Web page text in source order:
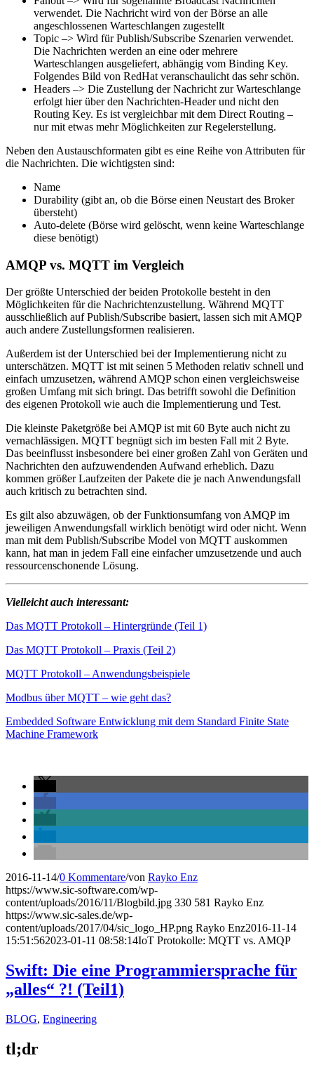
verwendet. Die Nachricht wird von der Börse an alle
angeschlossenen Warteschlangen zugestellt
Topic –> Wird für Publish/Subscribe Szenarien verwendet.
Die Nachrichten werden an eine oder mehrere
Warteschlangen ausgeliefert, abhängig vom Binding Key.
Folgendes Bild von RedHat veranschaulicht das sehr schön.
Headers –> Die Zustellung der Nachricht zur Warteschlange
erfolgt hier über den Nachrichten-Header und nicht den
Routing Key. Es ist vergleichbar mit dem Direct Routing –
nur mit etwas mehr Möglichkeiten zur Regelerstellung.
Neben den Austauschformaten gibt es eine Reihe von Attributen für
die Nachrichten. Die wichtigsten sind:
Name
Durability (gibt an, ob die Börse einen Neustart des Broker
übersteht)
Auto-delete (Börse wird gelöscht, wenn keine Warteschlange
diese benötigt)
AMQP vs. MQTT im Vergleich
Der größte Unterschied der beiden Protokolle besteht in den
Möglichkeiten für die Nachrichtenzustellung. Während MQTT
ausschließlich auf Publish/Subscribe basiert, lassen sich mit AMQP
auch andere Zustellungsformen realisieren.
Außerdem ist der Unterschied bei der Implementierung nicht zu
unterschätzen. MQTT ist mit seinen 5 Methoden relativ schnell und
einfach umzusetzen, während AMQP schon einen vergleichsweise
großen Umfang mit sich bringt. Das betrifft sowohl die Definition
des eigenen Protokoll wie auch die Implementierung und Test.
Die kleinste Paketgröße bei AMQP ist mit 60 Byte auch nicht zu
vernachlässigen. MQTT begnügt sich im besten Fall mit 2 Byte.
Das beeinflusst insbesondere bei einer großen Zahl von Geräten und
Nachrichten den aufzuwendenden Aufwand erheblich. Dazu
kommen größer Laufzeiten der Pakete die je nach Anwendungsfall
auch kritisch zu betrachten sind.
Es gilt also abzuwägen, ob der Funktionsumfang von AMQP im
jeweiligen Anwendungsfall wirklich benötigt wird oder nicht. Wenn
man mit dem Publish/Subscribe Model von MQTT auskommen
kann, hat man in jedem Fall eine einfacher umzusetzende und auch
ressourcenschonende Lösung.
Vielleicht auch interessant:
Das MQTT Protokoll – Hintergründe (Teil 1)
Das MQTT Protokoll – Praxis (Teil 2)
MQTT Protokoll – Anwendungsbeispiele
Modbus über MQTT – wie geht das?
Embedded Software Entwicklung mit dem Standard Finite State
Machine Framework
2016-11-14/0 Kommentare/von Rayko Enz
https://www.sic-software.com/wp-
content/uploads/2016/11/Blogbild.jpg 330 581 Rayko Enz
https://www.sic-sales.de/wp-
content/uploads/2017/04/sic_logo_HP.png Rayko Enz2016-11-14
15:51:562023-01-11 08:58:14IoT Protokolle: MQTT vs. AMQP
Swift: Die eine Programmiersprache für
„alles“ ?! (Teil1)
BLOG, Engineering
tl;dr